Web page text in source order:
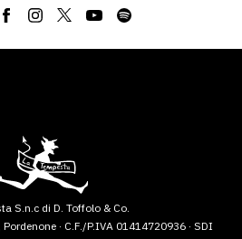
S.n.c di D. Toffolo & Co.
· C.F./P.IVA 01414720936 · SDI